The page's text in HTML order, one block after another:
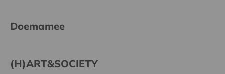
Doemamee
(H)ART&SOCIETY